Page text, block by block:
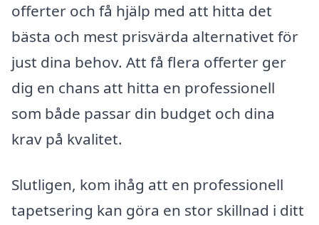
offerter och få hjälp med att hitta det
bästa och mest prisvärda alternativet för
just dina behov. Att få flera offerter ger
dig en chans att hitta en professionell
som både passar din budget och dina
krav på kvalitet.
Slutligen, kom ihåg att en professionell
tapetsering kan göra en stor skillnad i ditt